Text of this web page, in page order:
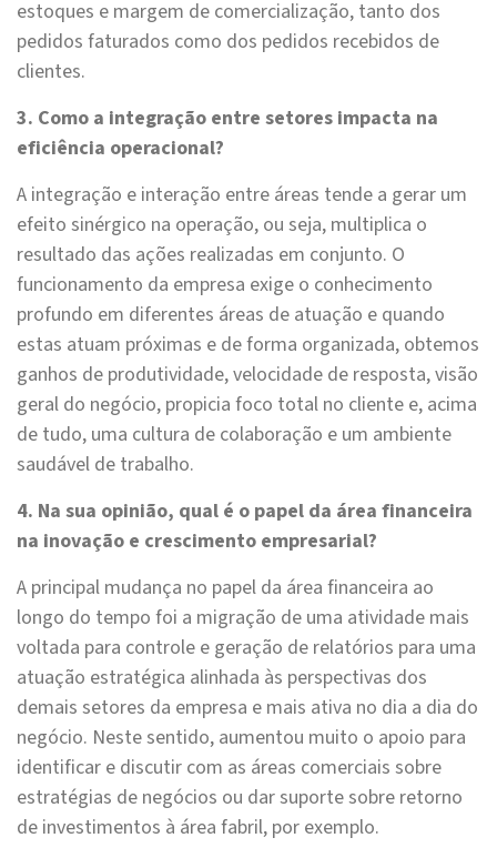
estoques e margem de comercialização, tanto dos
pedidos faturados como dos pedidos recebidos de
clientes.
3. Como a integração entre setores impacta na
eficiência operacional?
A integração e interação entre áreas tende a gerar um
efeito sinérgico na operação, ou seja, multiplica o
resultado das ações realizadas em conjunto. O
funcionamento da empresa exige o conhecimento
profundo em diferentes áreas de atuação e quando
estas atuam próximas e de forma organizada, obtemos
ganhos de produtividade, velocidade de resposta, visão
geral do negócio, propicia foco total no cliente e, acima
de tudo, uma cultura de colaboração e um ambiente
saudável de trabalho.
4. Na sua opinião, qual é o papel da área financeira
na inovação e crescimento empresarial?
A principal mudança no papel da área financeira ao
longo do tempo foi a migração de uma atividade mais
voltada para controle e geração de relatórios para uma
atuação estratégica alinhada às perspectivas dos
demais setores da empresa e mais ativa no dia a dia do
negócio. Neste sentido, aumentou muito o apoio para
identificar e discutir com as áreas comerciais sobre
estratégias de negócios ou dar suporte sobre retorno
de investimentos à área fabril, por exemplo.